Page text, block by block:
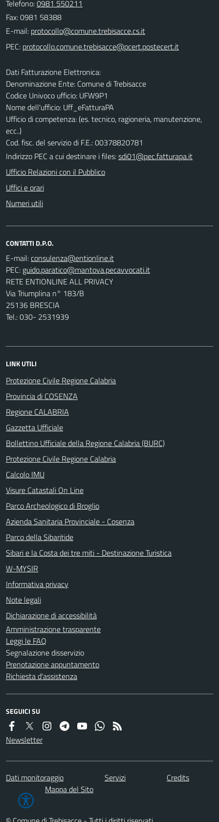
Telefono:0981 550211
Fax: 0981 58388
E-mail:
PEC:
Dati Fatturazione Elettronica:
Denominazione Ente: Comune di Trebisacce
Codice Univoco ufficio: UFW9P1
Nome dell'ufficio: Uff_eFatturaPA
Ufficio di competenza: (es. tecnico, ragioneria, manutenzione,
ecc..)
Cod. fisc. del servizio di F.E.: 00378820781
Indirizzo PEC a cui destinare i files:sdi01@pec.fatturapa.it
Ufficio Relazioni con il Pubblico
Uffici e orari
Numeri utili
CONTATTI D.P.O.
E-mail:
PEC:
RETE ENTIONLINE ALL PRIVACY
Via Triumplina n° 183/B
25136 BRESCIA
Tel.: 030- 2531939
LINK UTILI
Protezione Civile Regione Calabria
Provincia di COSENZA
Regione CALABRIA
Gazzetta Ufficiale
Bollettino Ufficiale della Regione Calabria (BURC)
Protezione Civile Regione Calabria
Calcolo IMU
Visure Catastali On Line
Parco Archeologico di Broglio
Azienda Sanitaria Provinciale - Cosenza
Parco della Sibaritide
Sibari e la Costa dei tre miti - Destinazione Turistica
W-MYSIR
Informativa privacy
Note legali
Dichiarazione di accessibilità
Amministrazione trasparente
Leggi le FAQ
Segnalazione disservizio
Prenotazione appuntamento
Richiesta d'assistenza
SEGUICI SU
Newsletter
Dati monitoraggio Servizi
Credits
Mappa del Sito